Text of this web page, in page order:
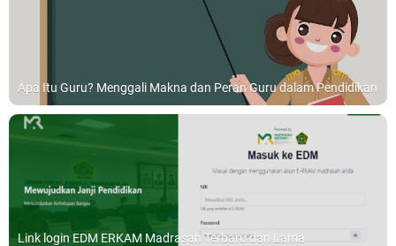
Apa Itu Guru? Menggali Makna dan Peran Guru dalam Pendidikan
Link login EDM ERKAM Madrasah Terbaru dan Lama